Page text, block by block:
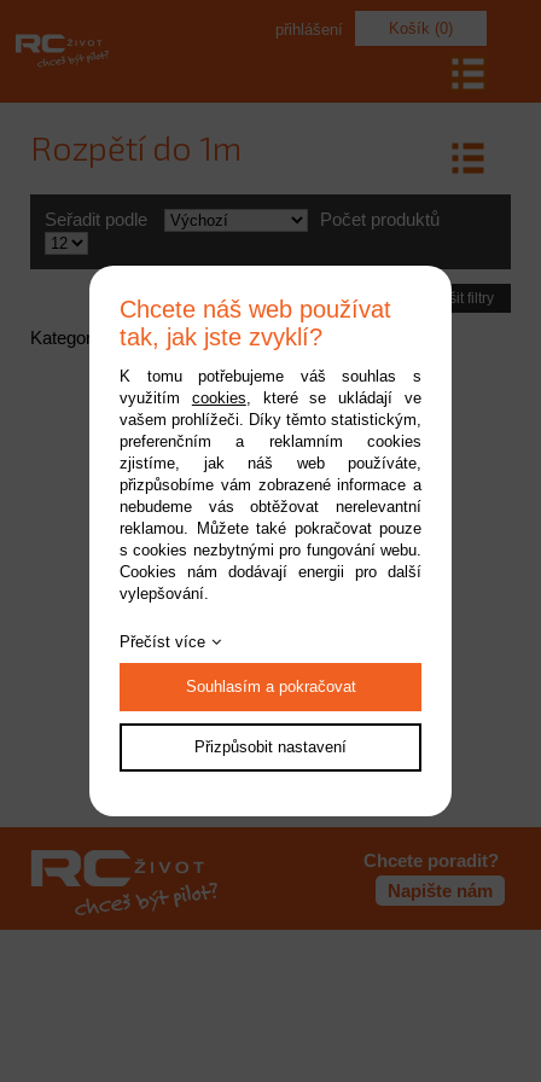
Košík (0)
přihlášení
Rozpětí do 1m
Seřadit podle Počet produktů
Zrušit filtry
Kategorie neobsahuje žádné aktivní položky
Chcete poradit?
Napište nám
Chcete náš web používat
tak, jak jste zvyklí?
K tomu potřebujeme váš souhlas s
využitím cookies, které se ukládají ve
vašem prohlížeči. Díky těmto statistickým,
preferenčním a reklamním cookies
zjistíme, jak náš web používáte,
přizpůsobíme vám zobrazené informace a
nebudeme vás obtěžovat nerelevantní
reklamou. Můžete také pokračovat pouze
s cookies nezbytnými pro fungování webu.
Cookies nám dodávají energii pro další
vylepšování.
Přečíst více
Souhlasím a pokračovat
Přizpůsobit nastavení